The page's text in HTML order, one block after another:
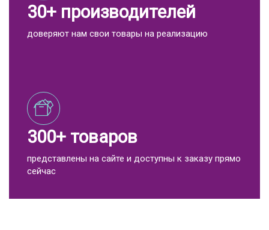
30+ производителей
доверяют нам свои товары на реализацию
300+ товаров
представлены на сайте и доступны к заказу прямо
сейчас